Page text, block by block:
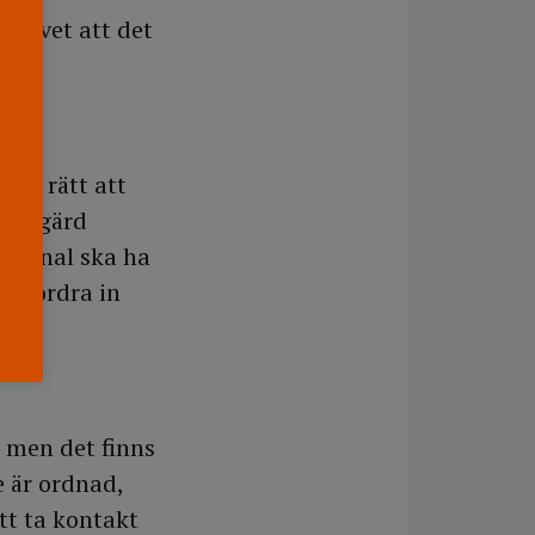
vi vet att det
rätt att
åtgärd
ska ha
in
det finns
är ordnad,
ta kontakt